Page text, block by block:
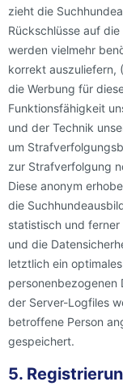
zieht die
Rückschlüsse auf
werden vielmehr
korrekt auszuliefern,
die Werbung für
Funktionsfähigkeit
und der Technik
um
zur Strafverfolgung
Diese anonym
die
statistisch und
und die
letztlich ein
personenbezogenen
der Server-Logfiles
betroffene Person
gespeichert.
5.